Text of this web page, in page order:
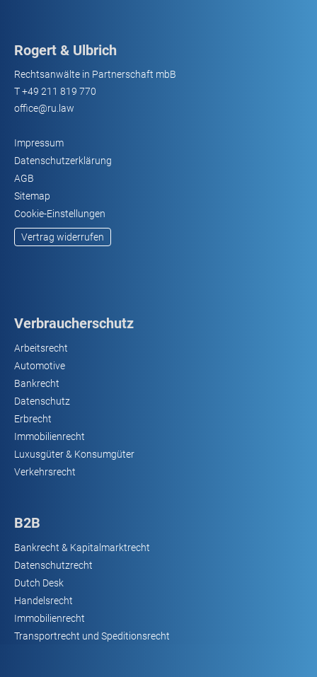
Rogert & Ulbrich
Rechtsanwälte in Partnerschaft mbB
T+49 211 819 770
office@ru.law
Impressum
Datenschutzerklärung
AGB
Sitemap
Cookie-Einstellungen
Vertrag widerrufen
Verbraucherschutz
Arbeitsrecht
Automotive
Bankrecht
Datenschutz
Erbrecht
Immobilienrecht
Luxusgüter & Konsumgüter
Verkehrsrecht
B2B
Bankrecht & Kapitalmarktrecht
Datenschutzrecht
Dutch Desk
Handelsrecht
Immobilienrecht
Transportrecht und Speditionsrecht